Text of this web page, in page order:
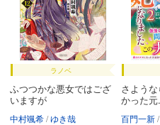
ラノベ
ふつつかな悪女ではござ
いますが
中村颯希 ゆき哉
さよう
かった
百門一新